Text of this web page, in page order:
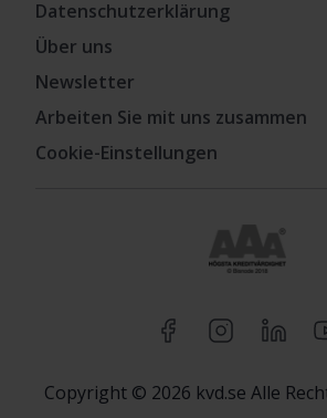
Datenschutzerklärung
Über uns
Newsletter
Arbeiten Sie mit uns zusammen
Cookie-Einstellungen
Copyright © 2026 kvd.se Alle